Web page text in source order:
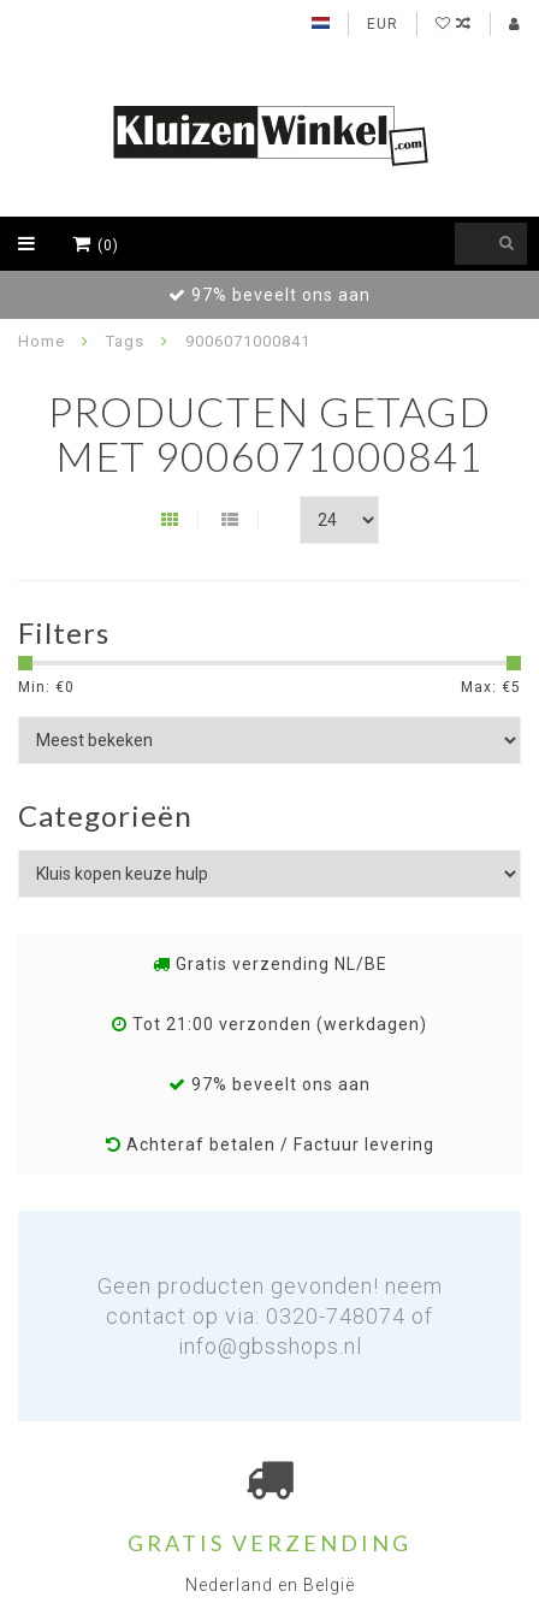
EUR
(0)
97% beveelt ons aan
Home Tags 9006071000841
PRODUCTEN GETAGD
MET 9006071000841
Filters
Min: €0 Max: €5
Categorieën
Gratis verzending NL/BE
Tot 21:00 verzonden (werkdagen)
97% beveelt ons aan
Achteraf betalen / Factuur levering
Geen producten gevonden! neem
contact op via: 0320-748074 of
info@gbsshops.nl
GRATIS VERZENDING
Nederland en België